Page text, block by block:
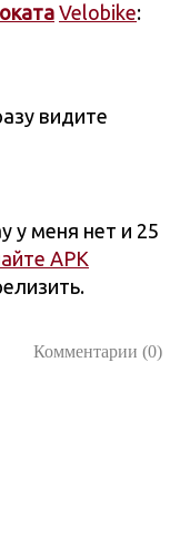
Velobike:
видите
у меня нет и 25
APK
Комментарии (0)